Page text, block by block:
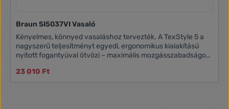
Braun SI5037VI Vasaló
Kényelmes, könnyed vasaláshoz tervezték. A TexStyle 5 a
nagyszerű teljesítményt egyedi, ergonomikus kialakítású
nyitott fogantyúval ötvözi – maximális mozgásszabadságot
rendelkezik a világ első FreeGlide 3D technológiájával is – a
Braun elismert szabványával. Kiváló minőségű kerámia talp
23 010 Ft